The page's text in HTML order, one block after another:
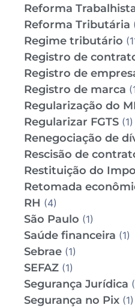
Reforma
Reforma Tributária
Regime tributário
Registro de
Registro de
Registro de marca
Regularização do
Regularizar FGTS (1)
Renegociação de
Rescisão de
Restituição do
Retomada
RH (4)
São Paulo (1)
Saúde financeira (1)
Sebrae (1)
SEFAZ (1)
Segurança Jurídica
Segurança no Pix (1)